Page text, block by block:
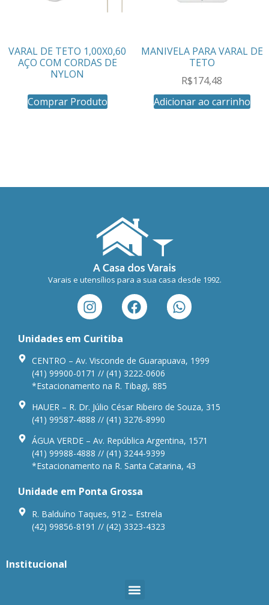
VARAL DE TETO 1,00X0,60
AÇO COM CORDAS DE
NYLON
Comprar Produto
MANIVELA PARA VARAL DE
TETO
R$174,48
Adicionar ao carrinho
Varais e utensílios para a sua casa desde 1992.
Unidades em Curitiba
CENTRO – Av. Visconde de Guarapuava, 1999
(41) 99900-0171 // (41) 3222-0606
*Estacionamento na R. Tibagi, 885
HAUER – R. Dr. Júlio César Ribeiro de Souza, 315
(41) 99587-4888 // (41) 3276-8990
ÁGUA VERDE – Av. República Argentina, 1571
(41) 99988-4888 // (41) 3244-9399
*Estacionamento na R. Santa Catarina, 43
Unidade em Ponta Grossa
R. Balduíno Taques, 912 – Estrela
(42) 99856-8191 // (42) 3323-4323
Institucional